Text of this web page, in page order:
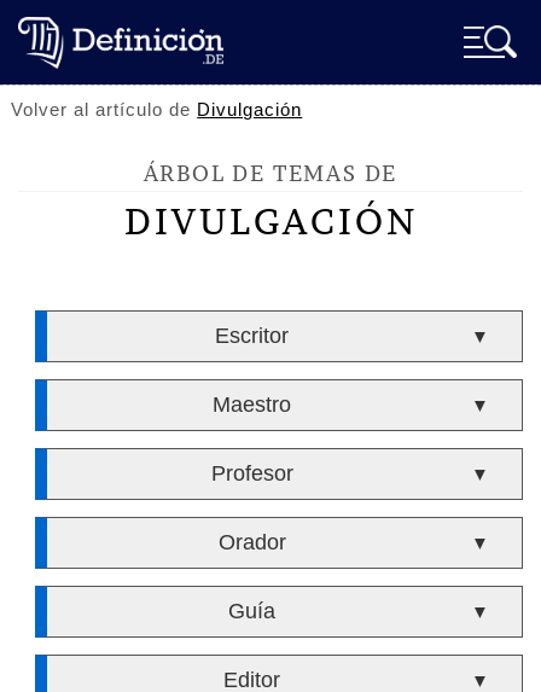
Volver al artículo de Divulgación
ÁRBOL DE TEMAS DE
DIVULGACIÓN
Escritor ▼
Maestro ▼
Profesor ▼
Orador ▼
Guía ▼
Editor ▼